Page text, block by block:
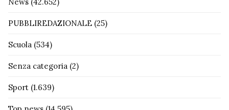
PUBBLIREDAZIONALE (25)
Scuola (534)
Senza categoria (2)
Sport (1.639)